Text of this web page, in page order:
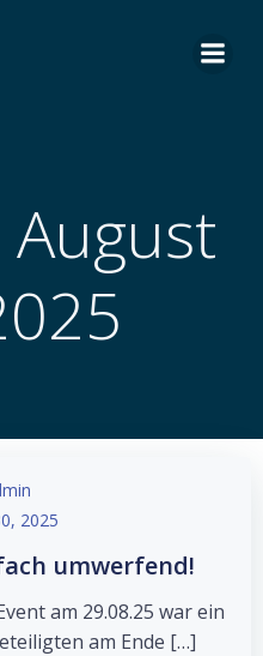
2025
umwerfend!
am 29.08.25 war ein
am Ende […]